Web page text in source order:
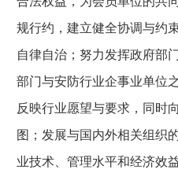
规行约，建立健全协调与约
自律自治；努力发挥政府部
部门与安防行业企事业单位
反映行业愿望与要求，同时
图；发展与国内外相关组织
业技术、管理水平和经济效